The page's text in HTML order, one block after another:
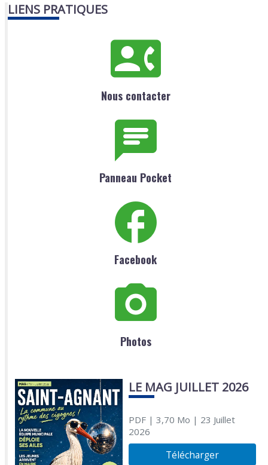
LIENS PRATIQUES
Nous contacter
Panneau Pocket
Facebook
Photos
LE MAG JUILLET 2026
PDF| 3,70 Mo | 23 Juillet
2026
Télécharger